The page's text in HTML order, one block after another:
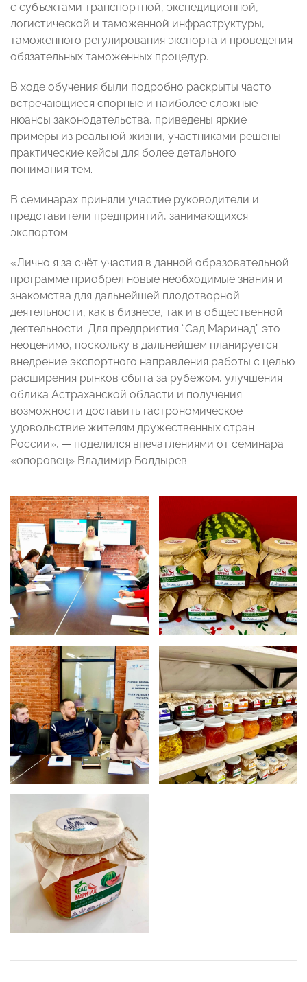
с субъектами транспортной, экспедиционной,
логистической и таможенной инфраструктуры,
таможенного регулирования экспорта и проведения
обязательных таможенных процедур.
В ходе обучения были подробно раскрыты часто
встречающиеся спорные и наиболее сложные
нюансы законодательства, приведены яркие
примеры из реальной жизни, участниками решены
практические кейсы для более детального
понимания тем.
В семинарах приняли участие руководители и
представители предприятий, занимающихся
экспортом.
«Лично я за счёт участия в данной образовательной
программе приобрел новые необходимые знания и
знакомства для дальнейшей плодотворной
деятельности, как в бизнесе, так и в общественной
деятельности. Для предприятия “Сад Маринад” это
неоценимо, поскольку в дальнейшем планируется
внедрение экспортного направления работы с целью
расширения рынков сбыта за рубежом, улучшения
облика Астраханской области и получения
возможности доставить гастрономическое
удовольствие жителям дружественных стран
России», — поделился впечатлениями от семинара
«опоровец» Владимир Болдырев.